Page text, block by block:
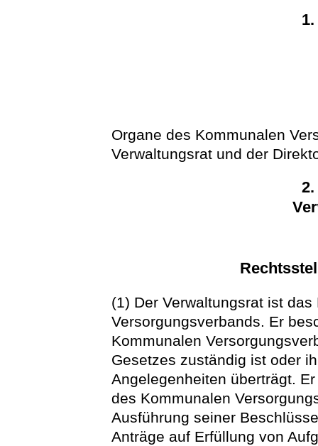
Organe des Kommunalen
Verwaltungsrat und der
(1) Der Verwaltungsrat ist
Versorgungsverbands. Er
Kommunalen
Gesetzes zuständig ist oder
Angelegenheiten überträgt.
des Kommunalen
Ausführung seiner
Anträge auf Erfüllung von